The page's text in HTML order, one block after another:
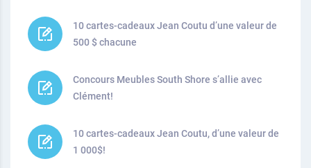
10 cartes-cadeaux Jean Coutu d’une valeur de
500 $ chacune
Concours Meubles South Shore s’allie avec
Clément!
10 cartes-cadeaux Jean Coutu, d’une valeur de
1 000$!